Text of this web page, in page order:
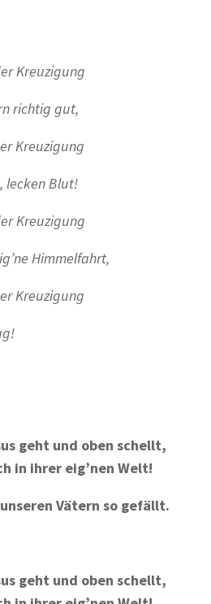
Kreuzigung
richtig gut,
Kreuzigung
lecken Blut!
Kreuzigung
Himmelfahrt,
Kreuzigung
geht und oben schellt,
in ihrer eig’nen Welt!
Vätern so gefällt.
geht und oben schellt,